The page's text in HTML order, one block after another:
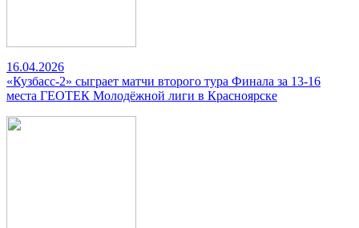
16.04.2026
«Кузбасс-2» сыграет матчи второго тура Финала за 13-16
места ГЕОТЕК Молодёжной лиги в Красноярске